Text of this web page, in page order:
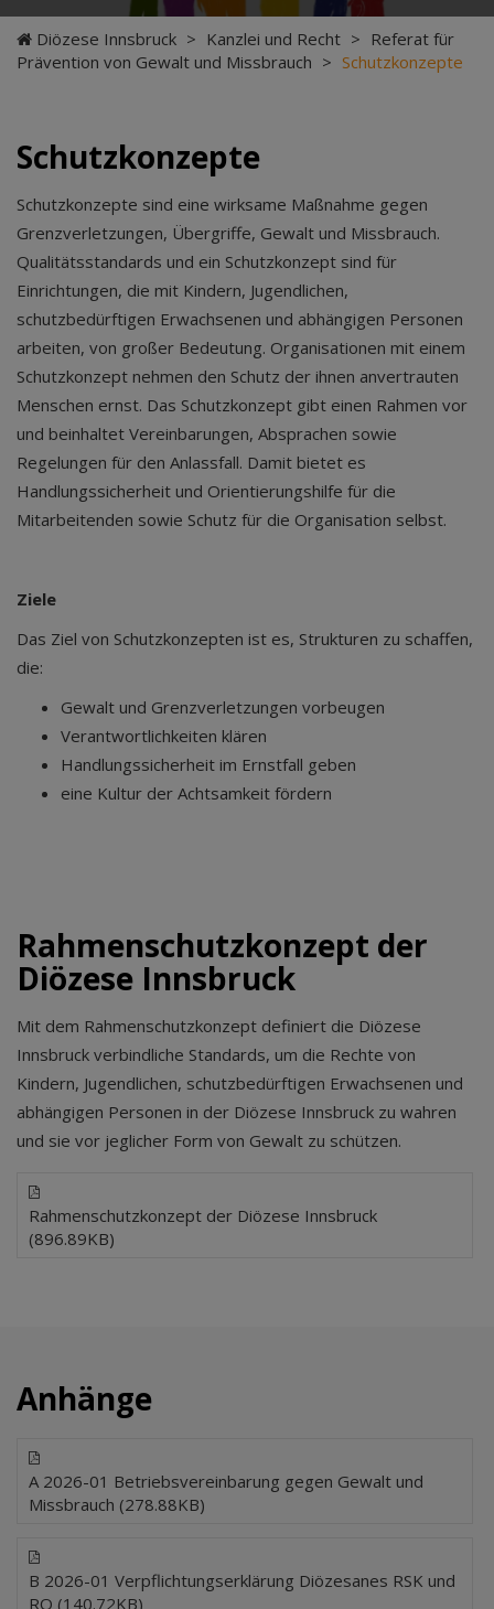
Diözese Innsbruck > Kanzlei und Recht > Referat für
Prävention von Gewalt und Missbrauch > Schutzkonzepte
Schutzkonzepte
Schutzkonzepte sind eine wirksame Maßnahme gegen
Grenzverletzungen, Übergriffe, Gewalt und Missbrauch.
Qualitätsstandards und ein Schutzkonzept sind für
Einrichtungen, die mit Kindern, Jugendlichen,
schutzbedürftigen Erwachsenen und abhängigen Personen
arbeiten, von großer Bedeutung. Organisationen mit einem
Schutzkonzept nehmen den Schutz der ihnen anvertrauten
Menschen ernst. Das Schutzkonzept gibt einen Rahmen vor
und beinhaltet Vereinbarungen, Absprachen sowie
Regelungen für den Anlassfall. Damit bietet es
Handlungssicherheit und Orientierungshilfe für die
Mitarbeitenden sowie Schutz für die Organisation selbst.
Ziele
Das Ziel von Schutzkonzepten ist es, Strukturen zu schaffen,
die:
Gewalt und Grenzverletzungen vorbeugen
Verantwortlichkeiten klären
Handlungssicherheit im Ernstfall geben
eine Kultur der Achtsamkeit fördern
Rahmenschutzkonzept der
Diözese Innsbruck
Mit dem Rahmenschutzkonzept definiert die Diözese
Innsbruck verbindliche Standards, um die Rechte von
Kindern, Jugendlichen, schutzbedürftigen Erwachsenen und
abhängigen Personen in der Diözese Innsbruck zu wahren
und sie vor jeglicher Form von Gewalt zu schützen.
Rahmenschutzkonzept der Diözese Innsbruck
(896.89KB)
Anhänge
A 2026-01 Betriebsvereinbarung gegen Gewalt und
Missbrauch (278.88KB)
B 2026-01 Verpflichtungserklärung Diözesanes RSK und
RO (140.72KB)